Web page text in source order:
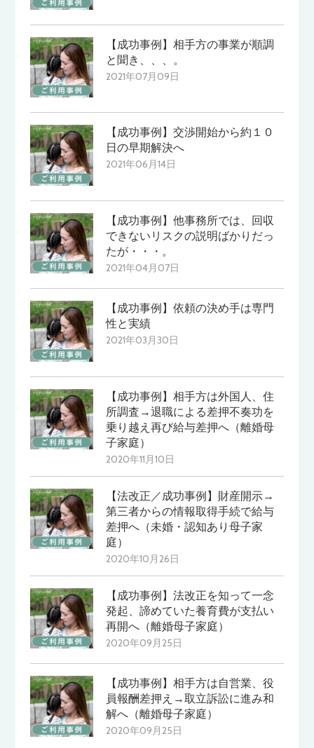
【成功事例】相手方の事業が順調
と聞き、、、。
2021年07月09日
【成功事例】交渉開始から約１０
日の早期解決へ
2021年06月14日
【成功事例】他事務所では、回収
できないリスクの説明ばかりだっ
たが・・・。
2021年04月07日
【成功事例】依頼の決め手は専門
性と実績
2021年03月30日
【成功事例】相手方は外国人、住
所調査→退職による差押不奏功を
乗り越え再び給与差押へ（離婚母
子家庭）
2020年11月10日
【法改正／成功事例】財産開示→
第三者からの情報取得手続で給与
差押へ（未婚・認知あり母子家
庭）
2020年10月26日
【成功事例】法改正を知って一念
発起、諦めていた養育費が支払い
再開へ（離婚母子家庭）
2020年09月25日
【成功事例】相手方は自営業、役
員報酬差押え→取立訴訟に進み和
解へ（離婚母子家庭）
2020年09月25日